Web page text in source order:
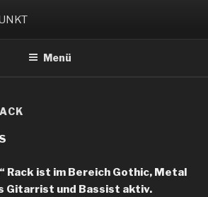
Menü
Rack ist im Bereich Gothic, Metal
Gitarrist und Bassist aktiv.